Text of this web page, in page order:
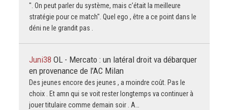
". On peut parler du système, mais c’était la meilleure
stratégie pour ce match". Quel ego , être a ce point dans le
déni ne le grandit pas .
Juni38 OL - Mercato : un latéral droit va débarquer
en provenance de l’AC Milan
Des jeunes encore des jeunes , a moindre coût. Pas le
choix . Et amn qui se voit rester longtemps va continuer à
jouer titulaire comme demain soir . A…